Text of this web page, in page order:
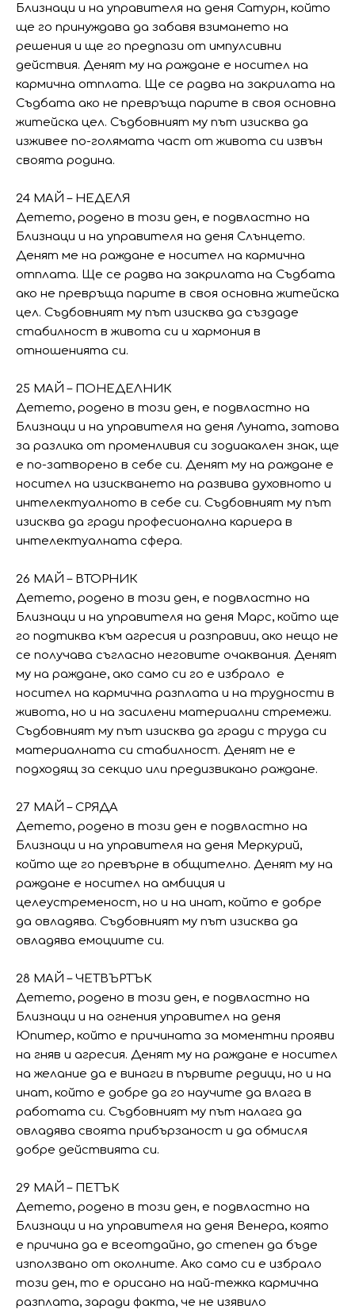
Близнаци и на управителя на деня Сатурн, който
ще го принуждава да забавя взимането на
решения и ще го предпази от импулсивни
действия. Денят му на раждане е носител на
кармична отплата. Ще се радва на закрилата на
Съдбата ако не превръща парите в своя основна
житейска цел. Съдбовният му път изисква да
изживее по-голямата част от живота си извън
своята родина.
24 МАЙ – НЕДЕЛЯ
Детето, родено в този ден, е подвластно на
Близнаци и на управителя на деня Слънцето.
Денят ме на раждане е носител на кармична
отплата. Ще се радва на закрилата на Съдбата
ако не превръща парите в своя основна житейска
цел. Съдбовният му път изисква да създаде
стабилност в живота си и хармония в
отношенията си.
25 МАЙ – ПОНЕДЕЛНИК
Детето, родено в този ден, е подвластно на
Близнаци и на управителя на деня Луната, затова
за разлика от променливия си зодиакален знак, ще
е по-затворено в себе си. Денят му на раждане е
носител на изискването на развива духовното и
интелектуалното в себе си. Съдбовният му път
изисква да гради професионална кариера в
интелектуалната сфера.
26 МАЙ – ВТОРНИК
Детето, родено в този ден, е подвластно на
Близнаци и на управителя на деня Марс, който ще
го подтиква към агресия и разправии, ако нещо не
се получава съгласно неговите очаквания. Денят
му на раждане, ако само си го е избрало е
носител на кармична разплата и на трудности в
живота, но и на засилени материални стремежи.
Съдбовният му път изисква да гради с труда си
материалната си стабилност. Денят не е
подходящ за секцио или предизвикано раждане.
27 МАЙ – СРЯДА
Детето, родено в този ден е подвластно на
Близнаци и на управителя на деня Меркурий,
който ще го превърне в общително. Денят му на
раждане е носител на амбиция и
целеустременост, но и на инат, който е добре
да овладява. Съдбовният му път изисква да
овладява емоциите си.
28 МАЙ – ЧЕТВЪРТЪК
Детето, родено в този ден, е подвластно на
Близнаци и на огнения управител на деня
Юпитер, който е причината за моментни прояви
на гняв и агресия. Денят му на раждане е носител
на желание да е винаги в първите редици, но и на
инат, който е добре да го научите да влага в
работата си. Съдбовният му път налага да
овладява своята прибързаност и да обмисля
добре действията си.
29 МАЙ – ПЕТЪК
Детето, родено в този ден, е подвластно на
Близнаци и на управителя на деня Венера, която
е причина да е всеотдайно, до степен да бъде
използвано от околните. Ако само си е избрало
този ден, то е орисано на най-тежка кармична
разплата, заради факта, че не изявило